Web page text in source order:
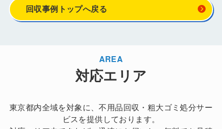
回収事例トップへ戻る
AREA
対応エリア
東京都内全域を対象に、不用品回収・粗大ゴミ処分サー
ビスを提供しております。